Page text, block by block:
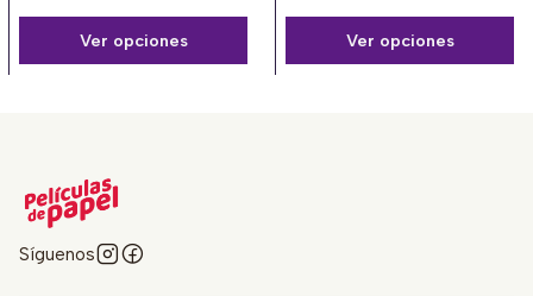
Ver opciones Ver opciones
Síguenos